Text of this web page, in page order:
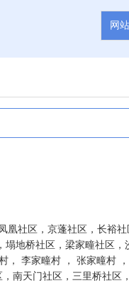
网
凰社区，京蓬社区，长裕
塌地桥社区，梁家疃社区
李家疃村 ， 张家疃村
南天门社区，三里桥社区